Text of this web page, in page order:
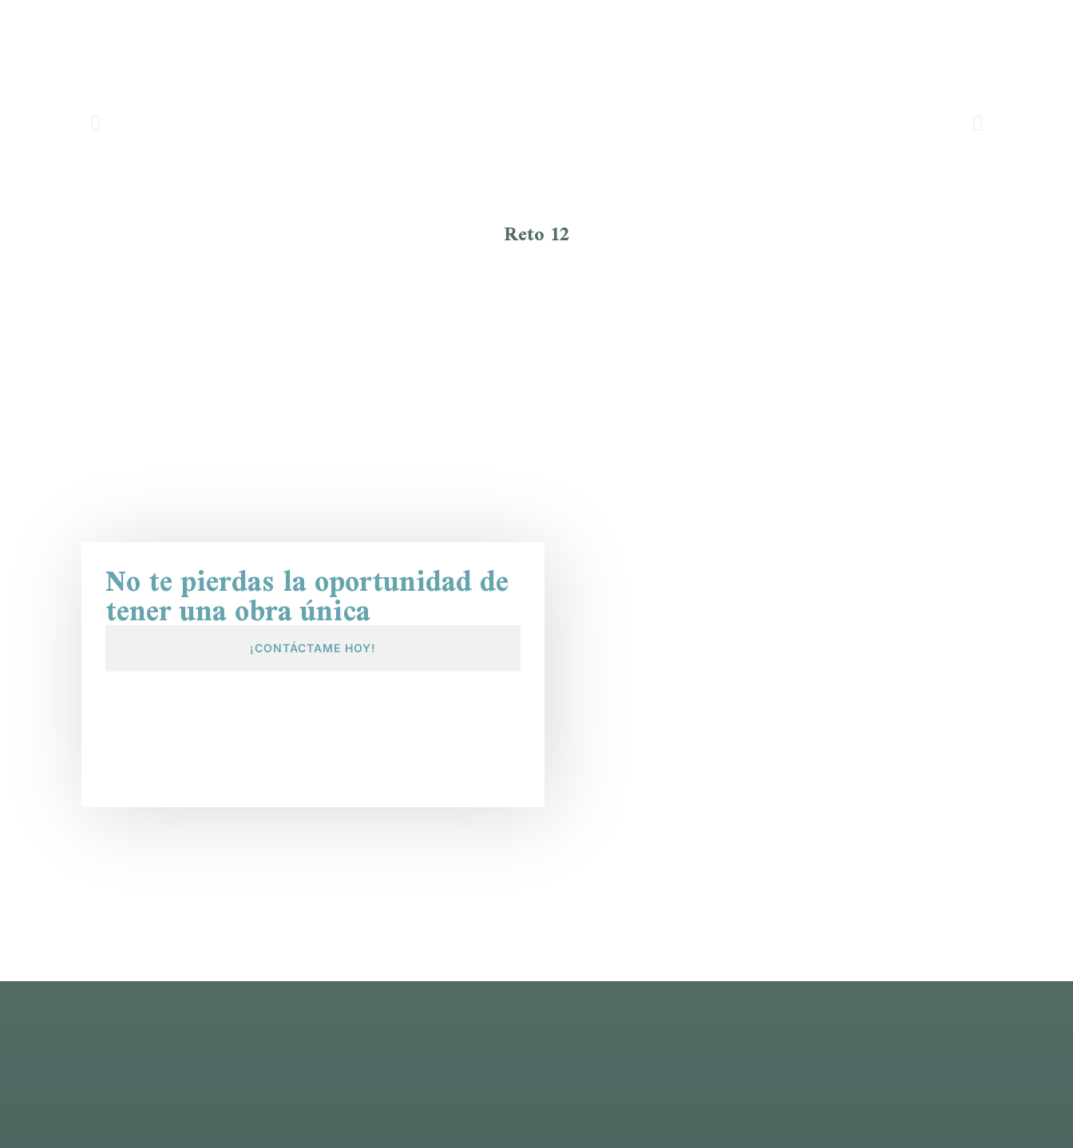
Reto 12
No te pierdas la oportunidad de
tener una obra única
¡CONTÁCTAME HOY!